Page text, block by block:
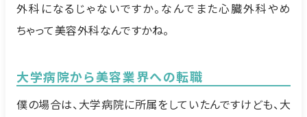
外科になるじゃないですか。なんでまた心臓外科やめ
ちゃって美容外科なんですかね。
大学病院から美容業界への転職
僕の場合は、大学病院に所属をしていたんですけども、大